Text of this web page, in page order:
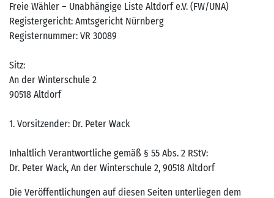
Freie Wähler – Unabhängige Liste Altdorf e.V. (FW/UNA)
Registergericht: Amtsgericht Nürnberg
Registernummer: VR 30089
Sitz:
An der Winterschule 2
90518 Altdorf
1. Vorsitzender: Dr. Peter Wack
Inhaltlich Verantwortliche gemäß § 55 Abs. 2 RStV:
Dr. Peter Wack, An der Winterschule 2, 90518 Altdorf
Die Veröffentlichungen auf diesen Seiten unterliegen dem